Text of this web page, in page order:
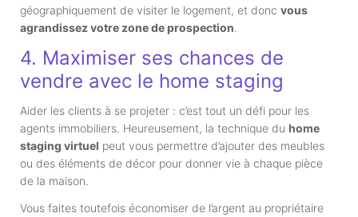
géographiquement de visiter le logement, et donc vous
agrandissez votre zone de prospection.
4. Maximiser ses chances de
vendre avec le home staging
Aider les clients à se projeter : c’est tout un défi pour les
agents immobiliers. Heureusement, la technique du home
staging virtuel peut vous permettre d’ajouter des meubles
ou des éléments de décor pour donner vie à chaque pièce
de la maison.
Vous faites toutefois économiser de l’argent au propriétaire